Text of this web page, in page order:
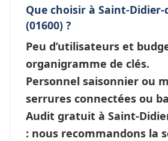
Que choisir à Saint-Didier-
(01600) ?
Peu d’utilisateurs et
organigramme de clés.
Personnel saisonnier ou
serrures connectées ou
Audit gratuit à Saint-
: nous recommandons la